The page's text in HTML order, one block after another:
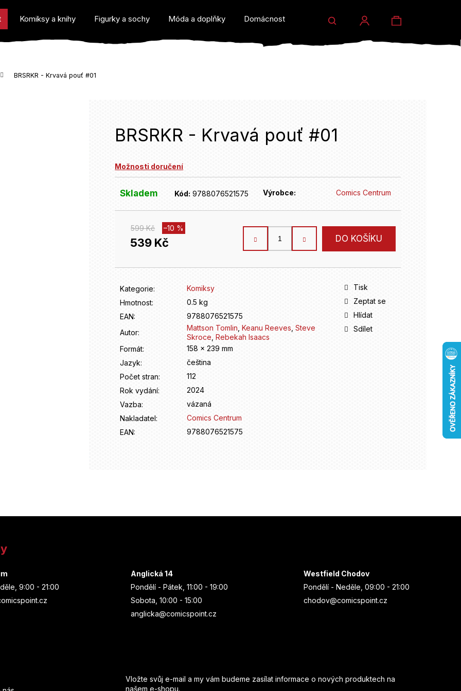
Komiksy a knihy Figurky a sochy Móda a doplňky Domácnost a dárky Prodejny Eventy
Hledat
Přihlášení
Nákupní
BRSRKR - Krvavá pouť #01
BRSRKR - Krvavá pouť #01
Možnosti doručení
Skladem Kód: 9788076521575 Výrobce: Comics Centrum
599 Kč –10 %
539 Kč
Měrná
DO KOŠÍKU
Kategorie:
Komiksy
Hmotnost:
0.5 kg
EAN:
9788076521575
Autor:
Mattson Tomlin ,Keanu Reeves ,Steve
Skroce ,Rebekah Isaacs
Formát:
158 x 239 mm
Jazyk:
čeština
Počet stran:
112
Rok vydání:
2024
Vazba:
vázaná
Nakladatel:
Comics Centrum
EAN: 9788076521575
Tisk
Zeptat se
Hlídat
Sdílet
9:00 - 21:00
Anglická 14
Pondělí - Pátek, 11:00 - 19:00
Sobota, 10:00 - 15:00
anglicka@comicspoint.cz
Westfield Chodov
Pondělí - Neděle, 09:00 - 21:00
chodov@comicspoint.cz
Vložte svůj e-mail a my vám budeme zasílat informace o nových produktech na
našem e-shopu.